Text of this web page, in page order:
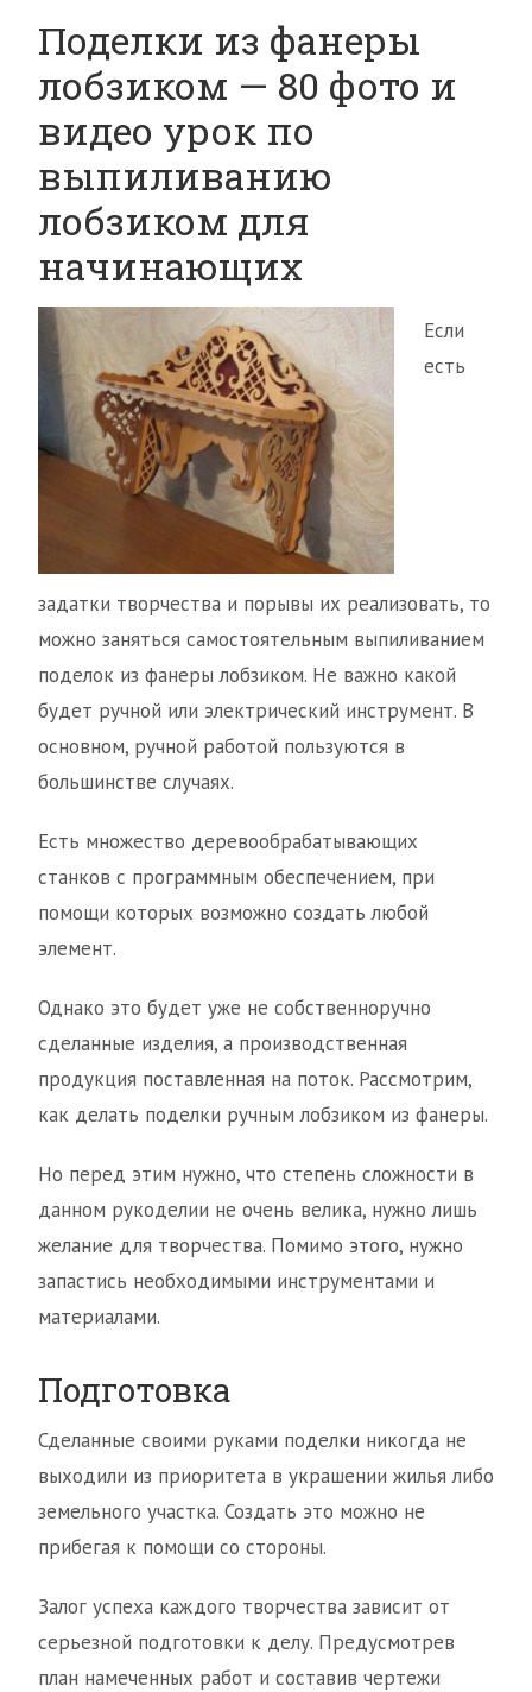
Поделки из фанеры
лобзиком — 80 фото и
видео урок по
выпиливанию
лобзиком для
начинающих
Если
есть
задатки творчества и порывы их реализовать, то
можно заняться самостоятельным выпиливанием
поделок из фанеры лобзиком. Не важно какой
будет ручной или электрический инструмент. В
основном, ручной работой пользуются в
большинстве случаях.
Есть множество деревообрабатывающих
станков с программным обеспечением, при
помощи которых возможно создать любой
элемент.
Однако это будет уже не собственноручно
сделанные изделия, а производственная
продукция поставленная на поток. Рассмотрим,
как делать поделки ручным лобзиком из фанеры.
Но перед этим нужно, что степень сложности в
данном рукоделии не очень велика, нужно лишь
желание для творчества. Помимо этого, нужно
запастись необходимыми инструментами и
материалами.
Подготовка
Сделанные своими руками поделки никогда не
выходили из приоритета в украшении жилья либо
земельного участка. Создать это можно не
прибегая к помощи со стороны.
Залог успеха каждого творчества зависит от
серьезной подготовки к делу. Предусмотрев
план намеченных работ и составив чертежи